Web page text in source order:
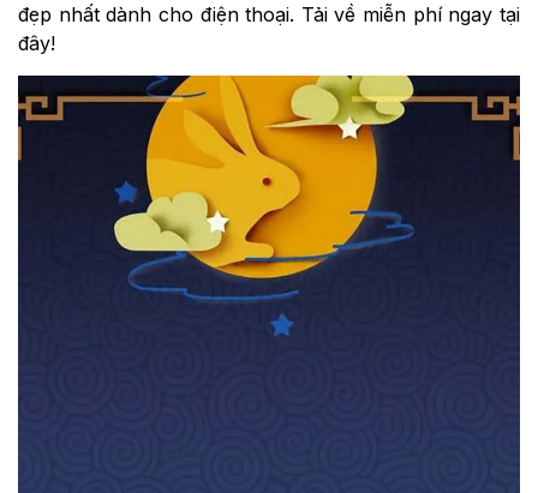
đẹp nhất dành cho điện thoại. Tải về miễn phí ngay tại
đây!